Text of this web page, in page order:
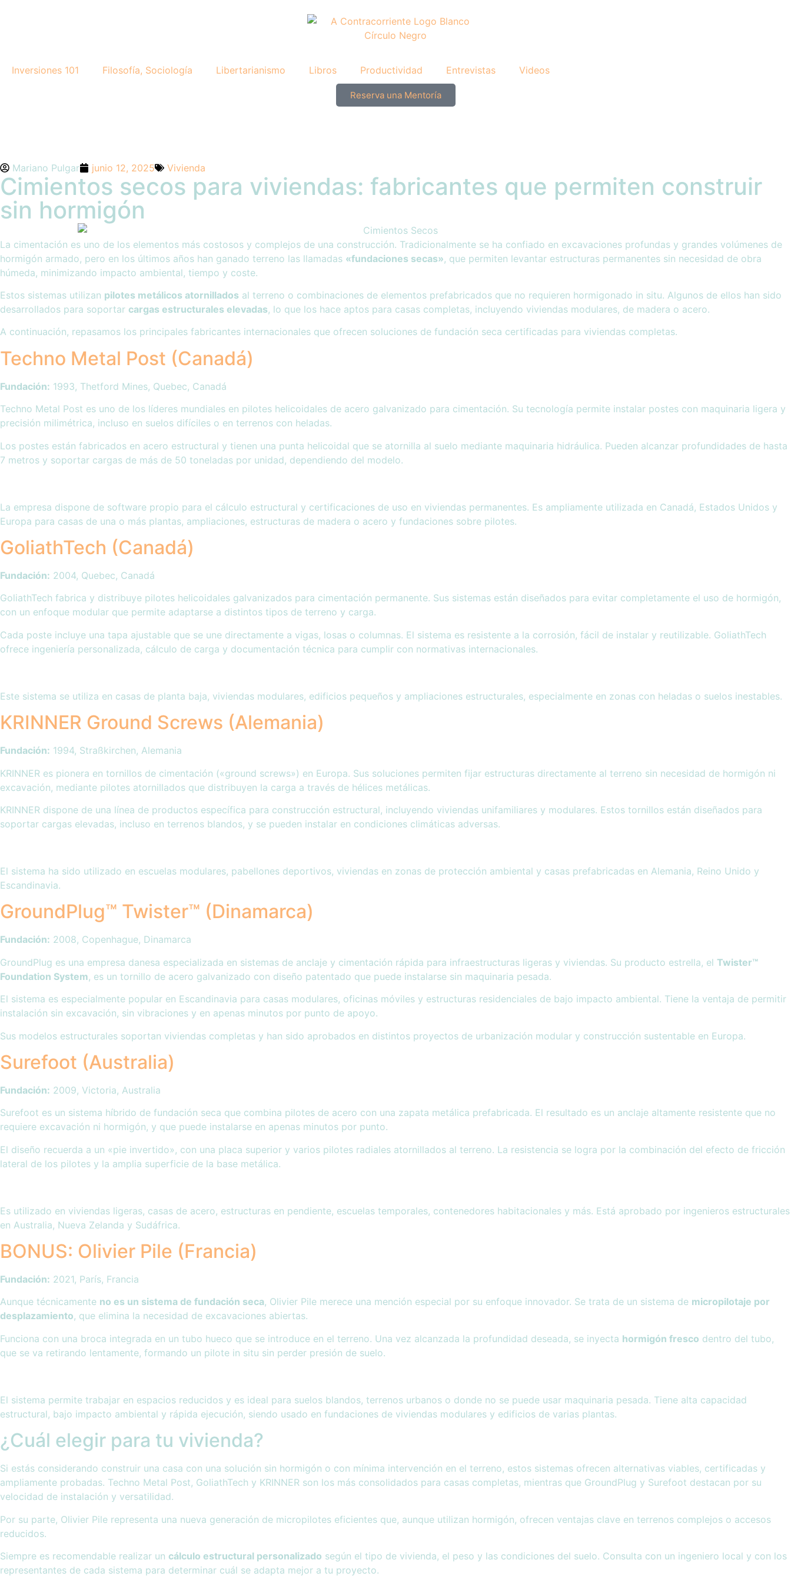
Inversiones 101 Filosofía, Sociología Libertarianismo Libros Productividad Entrevistas Videos
Reserva una Mentoría
Mariano Pulgar junio 12, 2025 Vivienda
Cimientos secos para viviendas: fabricantes que permiten construir
sin hormigón
La cimentación es uno de los elementos más costosos y complejos de una construcción. Tradicionalmente se ha confiado en excavaciones profundas y grandes volúmenes de
hormigón armado, pero en los últimos años han ganado terreno las llamadas «fundaciones secas», que permiten levantar estructuras permanentes sin necesidad de obra
húmeda, minimizando impacto ambiental, tiempo y coste.
Estos sistemas utilizan pilotes metálicos atornillados al terreno o combinaciones de elementos prefabricados que no requieren hormigonado in situ. Algunos de ellos han sido
desarrollados para soportar cargas estructurales elevadas, lo que los hace aptos para casas completas, incluyendo viviendas modulares, de madera o acero.
A continuación, repasamos los principales fabricantes internacionales que ofrecen soluciones de fundación seca certificadas para viviendas completas.
Techno Metal Post (Canadá)
Fundación: 1993, Thetford Mines, Quebec, Canadá
Techno Metal Post es uno de los líderes mundiales en pilotes helicoidales de acero galvanizado para cimentación. Su tecnología permite instalar postes con maquinaria ligera y
precisión milimétrica, incluso en suelos difíciles o en terrenos con heladas.
Los postes están fabricados en acero estructural y tienen una punta helicoidal que se atornilla al suelo mediante maquinaria hidráulica. Pueden alcanzar profundidades de hasta
7 metros y soportar cargas de más de 50 toneladas por unidad, dependiendo del modelo.
La empresa dispone de software propio para el cálculo estructural y certificaciones de uso en viviendas permanentes. Es ampliamente utilizada en Canadá, Estados Unidos y
Europa para casas de una o más plantas, ampliaciones, estructuras de madera o acero y fundaciones sobre pilotes.
GoliathTech (Canadá)
Fundación: 2004, Quebec, Canadá
GoliathTech fabrica y distribuye pilotes helicoidales galvanizados para cimentación permanente. Sus sistemas están diseñados para evitar completamente el uso de hormigón,
con un enfoque modular que permite adaptarse a distintos tipos de terreno y carga.
Cada poste incluye una tapa ajustable que se une directamente a vigas, losas o columnas. El sistema es resistente a la corrosión, fácil de instalar y reutilizable. GoliathTech
ofrece ingeniería personalizada, cálculo de carga y documentación técnica para cumplir con normativas internacionales.
Este sistema se utiliza en casas de planta baja, viviendas modulares, edificios pequeños y ampliaciones estructurales, especialmente en zonas con heladas o suelos inestables.
KRINNER Ground Screws (Alemania)
Fundación: 1994, Straßkirchen, Alemania
KRINNER es pionera en tornillos de cimentación («ground screws») en Europa. Sus soluciones permiten fijar estructuras directamente al terreno sin necesidad de hormigón ni
excavación, mediante pilotes atornillados que distribuyen la carga a través de hélices metálicas.
KRINNER dispone de una línea de productos específica para construcción estructural, incluyendo viviendas unifamiliares y modulares. Estos tornillos están diseñados para
soportar cargas elevadas, incluso en terrenos blandos, y se pueden instalar en condiciones climáticas adversas.
El sistema ha sido utilizado en escuelas modulares, pabellones deportivos, viviendas en zonas de protección ambiental y casas prefabricadas en Alemania, Reino Unido y
Escandinavia.
GroundPlug™ Twister™ (Dinamarca)
Fundación: 2008, Copenhague, Dinamarca
GroundPlug es una empresa danesa especializada en sistemas de anclaje y cimentación rápida para infraestructuras ligeras y viviendas. Su producto estrella, el Twister™
Foundation System, es un tornillo de acero galvanizado con diseño patentado que puede instalarse sin maquinaria pesada.
El sistema es especialmente popular en Escandinavia para casas modulares, oficinas móviles y estructuras residenciales de bajo impacto ambiental. Tiene la ventaja de permitir
instalación sin excavación, sin vibraciones y en apenas minutos por punto de apoyo.
Sus modelos estructurales soportan viviendas completas y han sido aprobados en distintos proyectos de urbanización modular y construcción sustentable en Europa.
Surefoot (Australia)
Fundación: 2009, Victoria, Australia
Surefoot es un sistema híbrido de fundación seca que combina pilotes de acero con una zapata metálica prefabricada. El resultado es un anclaje altamente resistente que no
requiere excavación ni hormigón, y que puede instalarse en apenas minutos por punto.
El diseño recuerda a un «pie invertido», con una placa superior y varios pilotes radiales atornillados al terreno. La resistencia se logra por la combinación del efecto de fricción
lateral de los pilotes y la amplia superficie de la base metálica.
Es utilizado en viviendas ligeras, casas de acero, estructuras en pendiente, escuelas temporales, contenedores habitacionales y más. Está aprobado por ingenieros estructurales
en Australia, Nueva Zelanda y Sudáfrica.
BONUS: Olivier Pile (Francia)
Fundación: 2021, París, Francia
Aunque técnicamente no es un sistema de fundación seca, Olivier Pile merece una mención especial por su enfoque innovador. Se trata de un sistema de micropilotaje por
desplazamiento, que elimina la necesidad de excavaciones abiertas.
Funciona con una broca integrada en un tubo hueco que se introduce en el terreno. Una vez alcanzada la profundidad deseada, se inyecta hormigón fresco dentro del tubo,
que se va retirando lentamente, formando un pilote in situ sin perder presión de suelo.
El sistema permite trabajar en espacios reducidos y es ideal para suelos blandos, terrenos urbanos o donde no se puede usar maquinaria pesada. Tiene alta capacidad
estructural, bajo impacto ambiental y rápida ejecución, siendo usado en fundaciones de viviendas modulares y edificios de varias plantas.
¿Cuál elegir para tu vivienda?
Si estás considerando construir una casa con una solución sin hormigón o con mínima intervención en el terreno, estos sistemas ofrecen alternativas viables, certificadas y
ampliamente probadas. Techno Metal Post, GoliathTech y KRINNER son los más consolidados para casas completas, mientras que GroundPlug y Surefoot destacan por su
velocidad de instalación y versatilidad.
Por su parte, Olivier Pile representa una nueva generación de micropilotes eficientes que, aunque utilizan hormigón, ofrecen ventajas clave en terrenos complejos o accesos
reducidos.
Siempre es recomendable realizar un cálculo estructural personalizado según el tipo de vivienda, el peso y las condiciones del suelo. Consulta con un ingeniero local y con los
representantes de cada sistema para determinar cuál se adapta mejor a tu proyecto.